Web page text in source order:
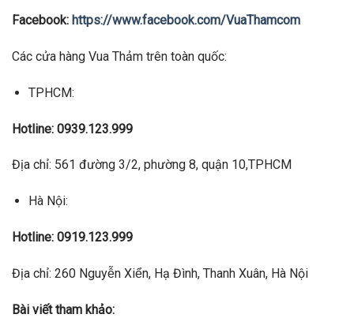
Facebook: https://www.facebook.com/VuaThamcom
Các cửa hàng Vua Thảm trên toàn quốc:
TPHCM:
Hotline: 0939.123.999
Địa chỉ: 561 đường 3/2, phường 8, quận 10,TPHCM
Hà Nội:
Hotline: 0919.123.999
Địa chỉ: 260 Nguyễn Xiển, Hạ Đình, Thanh Xuân, Hà Nội
Bài viết tham khảo: